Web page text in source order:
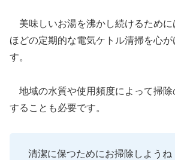
美味しいお湯を沸かし続けるために
ほどの定期的な電気ケトル清掃を心
す。
地域の水質や使用頻度によって掃除
することも必要です。
清潔に保つためにお掃除しようね